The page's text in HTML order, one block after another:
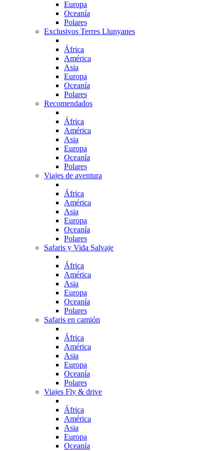
Europa
Oceanía
Polares
Exclusivos Terres Llunyanes
África
América
Asia
Europa
Oceanía
Polares
Recomendados
África
América
Asia
Europa
Oceanía
Polares
Viajes de aventura
África
América
Asia
Europa
Oceanía
Polares
Safaris y Vida Salvaje
África
América
Asia
Europa
Oceanía
Polares
Safaris en camión
África
América
Asia
Europa
Oceanía
Polares
Viajes Fly & drive
África
América
Asia
Europa
Oceanía